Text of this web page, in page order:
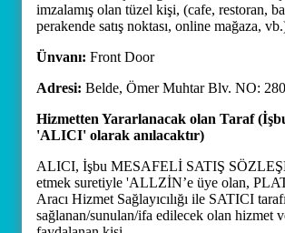
imzalamış olan tüzel kişi, (cafe, restoran,
perakende satış noktası, online mağaza,
Ünvanı: Front Door
Adresi: Belde, Ömer Muhtar Blv. NO:
Hizmetten Yararlanacak olan Taraf
'ALICI' olarak anılacaktır)
ALICI, İşbu MESAFELİ SATIŞ
etmek suretiyle 'ALLZİN’e üye olan,
Aracı Hizmet Sağlayıcılığı ile SATICI
sağlanan/sunulan/ifa edilecek olan hizmet